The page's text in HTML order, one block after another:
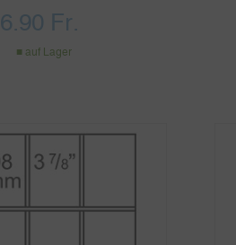
Pack
6.90 Fr.
auf Lager